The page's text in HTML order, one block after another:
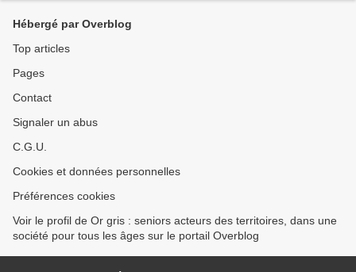
Hébergé par Overblog
Top articles
Pages
Contact
Signaler un abus
C.G.U.
Cookies et données personnelles
Préférences cookies
Voir le profil de Or gris : seniors acteurs des territoires, dans une
société pour tous les âges sur le portail Overblog